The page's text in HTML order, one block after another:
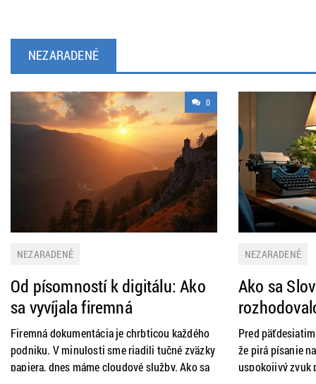
NEZARADENÉ
0
NEZARADENÉ
Od písomností k digitálu: Ako
sa vyvíjala firemná
dokumentácia na Slovensku a
čo nás čaká v budúcnosti
Firemná dokumentácia je chrbticou každého
podniku. V minulosti sme riadili tučné zväzky
papiera, dnes máme cloudové služby. Ako sa
NEZARADENÉ
Ako sa
strojmi a
digitálnej
slovenskej
Pred
že pirá písanie
uspokojivý zvuk